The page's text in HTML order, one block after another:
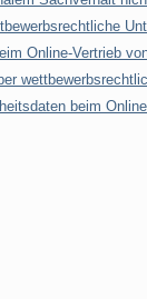
Online-Vertrieb
beim